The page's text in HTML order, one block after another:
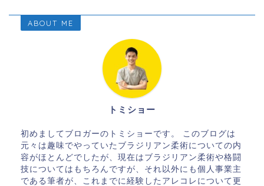
b
ABOUT ME
トミショー
初めましてブロガーのトミショーです。 このブログは
元々は趣味でやっていたブラジリアン柔術についての内
容がほとんどでしたが、現在はブラジリアン柔術や格闘
技についてはもちろんですが、それ以外にも個人事業主
である筆者が、これまでに経験したアレコレについて更